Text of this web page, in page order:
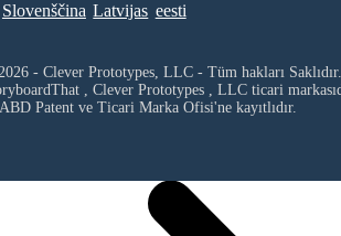
Slovenščina Latvijas eesti
- Clever Prototypes, LLC - Tüm hakları Saklıdır.
, Clever Prototypes , LLCticari
Patent ve Ticari Marka Ofisi'ne kayıtlıdır.